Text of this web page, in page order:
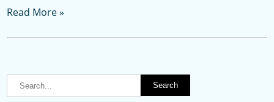
Read More »